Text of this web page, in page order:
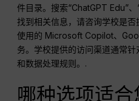
件目录。搜索“ChatGPT Edu”
找到相关信息，请咨询学校是
使用的 Microsoft Copilot、
务。学校提供的访问渠道通常
和数据处理规则。.
哪种选项适